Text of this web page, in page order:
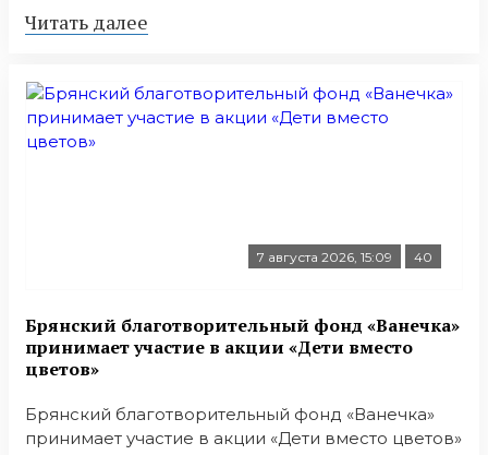
Читать далее
7 августа 2026, 15:09 40
Брянский благотворительный фонд «Ванечка»
принимает участие в акции «Дети вместо
цветов»
Брянский благотворительный фонд «Ванечка»
принимает участие в акции «Дети вместо цветов»